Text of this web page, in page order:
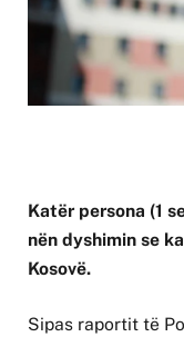
Katër persona (1
nën dyshimin se
Kosovë.
Sipas raportit të